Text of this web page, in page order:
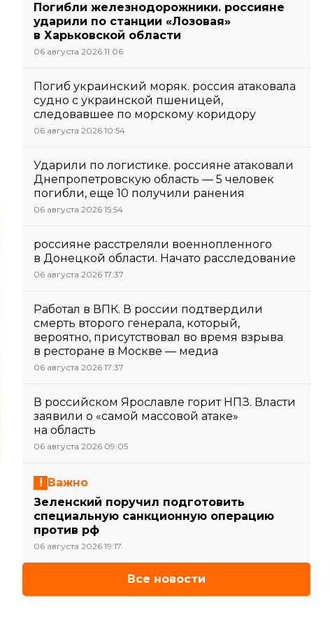
Погибли железнодорожники. россияне
ударили по станции «Лозовая»
в Харьковской области
06 августа 2026 11:06
Погиб украинский моряк. россия атаковала
судно с украинской пшеницей,
следовавшее по морскому коридору
06 августа 2026 10:54
Ударили по логистике. россияне атаковали
Днепропетровскую область — 5 человек
погибли, еще 10 получили ранения
06 августа 2026 15:54
россияне расстреляли военнопленного
в Донецкой области. Начато расследование
06 августа 2026 17:37
Работал в ВПК. В россии подтвердили
смерть второго генерала, который,
вероятно, присутствовал во время взрыва
в ресторане в Москве — медиа
06 августа 2026 17:37
В российском Ярославле горит НПЗ. Власти
заявили о «самой массовой атаке»
на область
06 августа 2026 09:05
Важно
Зеленский поручил подготовить
специальную санкционную операцию
против рф
06 августа 2026 19:17
Все новости